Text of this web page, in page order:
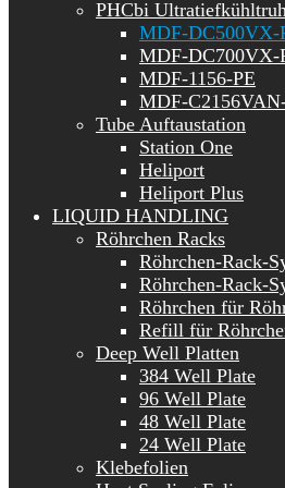
PHCbi
MDF-DC500VX-
MDF-DC700VX-
MDF-1156-PE
MDF-
Tube Auftaustation
Station One
Heliport
Heliport Plus
LIQUID HANDLING
Röhrchen Racks
Röhrchen-Rack-
Röhrchen-Rack-
Röhrchen für
Refill für
Deep Well Platten
384 Well Plate
96 Well Plate
48 Well Plate
24 Well Plate
Klebefolien